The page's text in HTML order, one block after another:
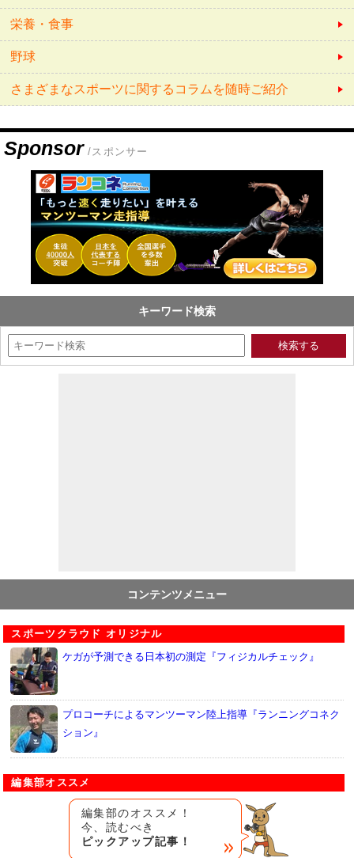
栄養・食事
野球
さまざまなスポーツに関するコラムを随時ご紹介
Sponsor /スポンサー
キーワード検索
コンテンツメニュー
スポーツクラウド オリジナル
ケガが予測できる日本初の測定『フィジカルチェック』
プロコーチによるマンツーマン陸上指導『ランニングコネク
ション』
編集部オススメ
編集部のオススメ！
今、読むべき
ピックアップ記事！